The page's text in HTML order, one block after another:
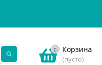
0 Корзина
(пусто)